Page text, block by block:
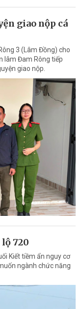
giao nộp cá
3 (Lâm Đồng) cho
lâm Đam Rông tiếp
giao nộp.
720
Kiết tiềm ẩn nguy cơ
ngành chức năng